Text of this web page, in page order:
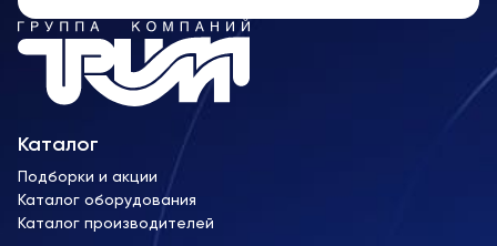
Каталог
Подборки и акции
Каталог оборудования
Каталог производителей